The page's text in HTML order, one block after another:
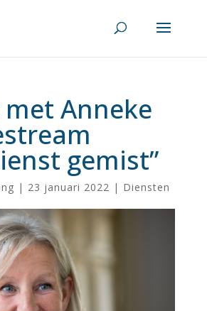
Anneke
gemist”
| 23 januari 2022 | Diensten